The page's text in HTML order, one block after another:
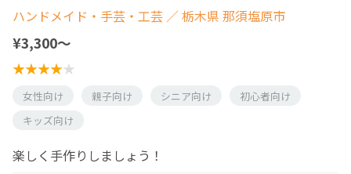
ハンドメイド・手芸・工芸 ／ 栃木県 那須塩原市
¥3,300〜
女性向け 親子向け シニア向け
初心者向け
キッズ向け
楽しく手作りしましょう！